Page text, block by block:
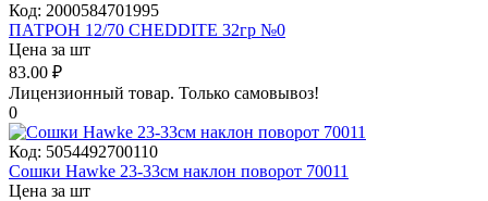
Код: 2000584701995
ПАТРОН 12/70 CHEDDITE 32гр №0
Цена за шт
83.00 ₽
Лицензионный товар. Только самовывоз!
0
Код: 5054492700110
Сошки Hawke 23-33см наклон поворот 70011
Цена за шт